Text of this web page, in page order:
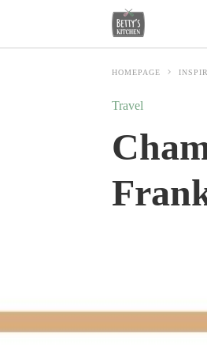
HOMEPAGE
Travel